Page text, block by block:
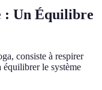
: Un Équilibre
consiste à respirer
équilibrer le système